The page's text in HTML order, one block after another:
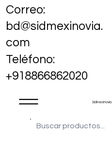
Sidmex Inovia
Correo:
bd@sidmexinovia.
com
Teléfono:
+918866862020